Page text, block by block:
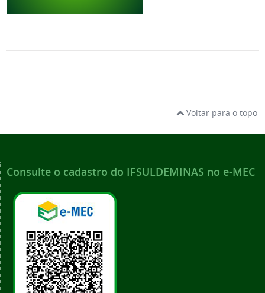
Voltar para o topo
Consulte o cadastro do IFSULDEMINAS no e-MEC